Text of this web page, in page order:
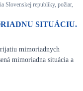
Slovenskej republiky, požiar,
SITUÁCIU.
mimoriadnych
mimoriadna situácia a